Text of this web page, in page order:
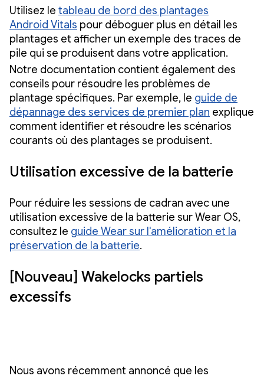
Utilisez le tableau de bord des plantages
Android Vitals pour déboguer plus en détail les
plantages et afficher un exemple des traces de
pile qui se produisent dans votre application.
Notre documentation contient également des
conseils pour résoudre les problèmes de
plantage spécifiques. Par exemple, le guide de
dépannage des services de premier plan explique
comment identifier et résoudre les scénarios
courants où des plantages se produisent.
Utilisation excessive de la batterie
Pour réduire les sessions de cadran avec une
utilisation excessive de la batterie sur Wear OS,
consultez le guide Wear sur l'amélioration et la
préservation de la batterie.
[Nouveau] Wakelocks partiels
excessifs
Nous avons récemment annoncé que les